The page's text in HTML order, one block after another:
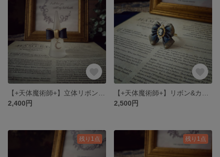
2,400円
2,500円
残り1点 残り1点